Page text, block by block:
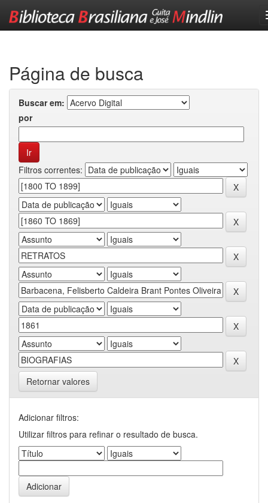
Página de busca
Buscar em:
por
Filtros correntes:
Retornar valores
Adicionar filtros:
Utilizar filtros para refinar o resultado de busca.